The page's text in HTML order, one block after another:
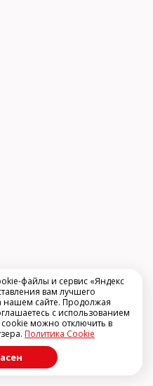
файлы и сервис «Яндекс
вам лучшего
нашем сайте. Продолжая
с использованием
можно отключить в
Политика Cookie